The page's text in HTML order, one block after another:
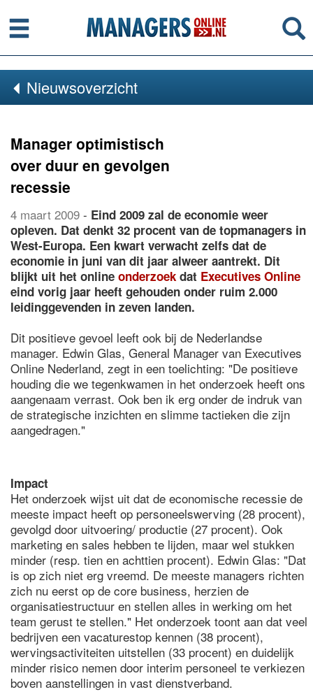
Menu
Nieuwsoverzicht
Manager optimistisch
over duur en gevolgen
recessie
4 maart 2009 - Eind 2009 zal de economie weer
opleven. Dat denkt 32 procent van de topmanagers in
West-Europa. Een kwart verwacht zelfs dat de
economie in juni van dit jaar alweer aantrekt. Dit
blijkt uit het online onderzoek dat Executives Online
eind vorig jaar heeft gehouden onder ruim 2.000
leidinggevenden in zeven landen.
Dit positieve gevoel leeft ook bij de Nederlandse
manager. Edwin Glas, General Manager van Executives
Online Nederland, zegt in een toelichting: "De positieve
houding die we tegenkwamen in het onderzoek heeft ons
aangenaam verrast. Ook ben ik erg onder de indruk van
de strategische inzichten en slimme tactieken die zijn
aangedragen."
Impact
Het onderzoek wijst uit dat de economische recessie de
meeste impact heeft op personeelswerving (28 procent),
gevolgd door uitvoering/ productie (27 procent). Ook
marketing en sales hebben te lijden, maar wel stukken
minder (resp. tien en achttien procent). Edwin Glas: "Dat
is op zich niet erg vreemd. De meeste managers richten
zich nu eerst op de core business, herzien de
organisatiestructuur en stellen alles in werking om het
team gerust te stellen." Het onderzoek toont aan dat veel
bedrijven een vacaturestop kennen (38 procent),
wervingsactiviteiten uitstellen (33 procent) en duidelijk
minder risico nemen door interim personeel te verkiezen
boven aanstellingen in vast dienstverband.